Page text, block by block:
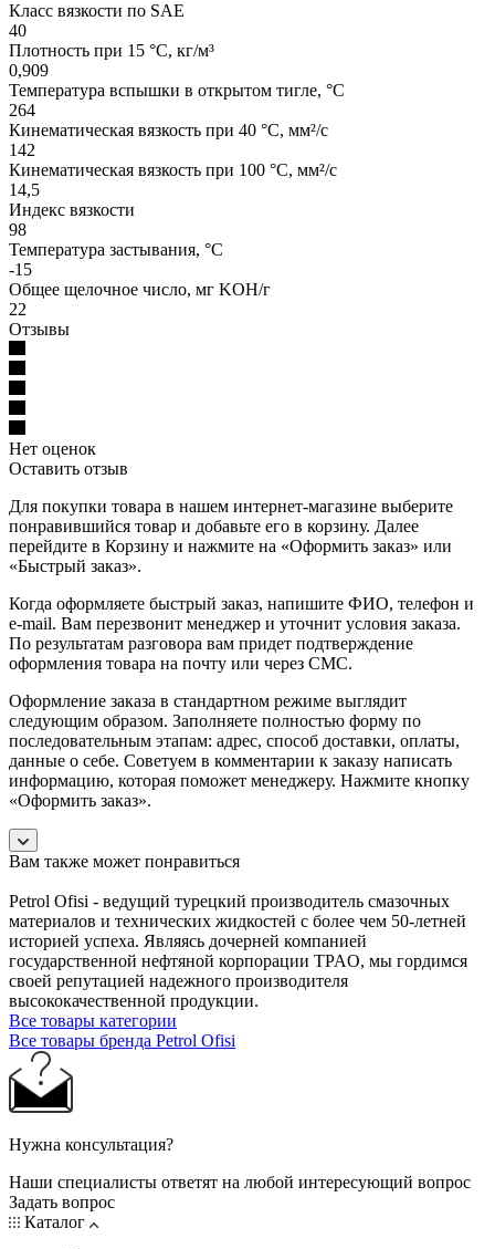
Класс вязкости по SAE
40
Плотность при 15 °C, кг/м³
0,909
Температура вспышки в открытом тигле, °C
264
Кинематическая вязкость при 40 °C, мм²/с
142
Кинематическая вязкость при 100 °C, мм²/с
14,5
Индекс вязкости
98
Температура застывания, °C
-15
Общее щелочное число, мг KOH/г
22
Отзывы
Нет оценок
Оставить отзыв
Для покупки товара в нашем интернет-магазине выберите
понравившийся товар и добавьте его в корзину. Далее
перейдите в Корзину и нажмите на «Оформить заказ» или
«Быстрый заказ».
Когда оформляете быстрый заказ, напишите ФИО, телефон и
e-mail. Вам перезвонит менеджер и уточнит условия заказа.
По результатам разговора вам придет подтверждение
оформления товара на почту или через СМС.
Оформление заказа в стандартном режиме выглядит
следующим образом. Заполняете полностью форму по
последовательным этапам: адрес, способ доставки, оплаты,
данные о себе. Советуем в комментарии к заказу написать
информацию, которая поможет менеджеру. Нажмите кнопку
«Оформить заказ».
Вам также может понравиться
Petrol Ofisi - ведущий турецкий производитель смазочных
материалов и технических жидкостей с более чем 50-летней
историей успеха. Являясь дочерней компанией
государственной нефтяной корпорации TPAO, мы гордимся
своей репутацией надежного производителя
высококачественной продукции.
Все товары категории
Все товары бренда Petrol Ofisi
Нужна консультация?
Наши специалисты ответят на любой интересующий вопрос
Задать вопрос
Каталог